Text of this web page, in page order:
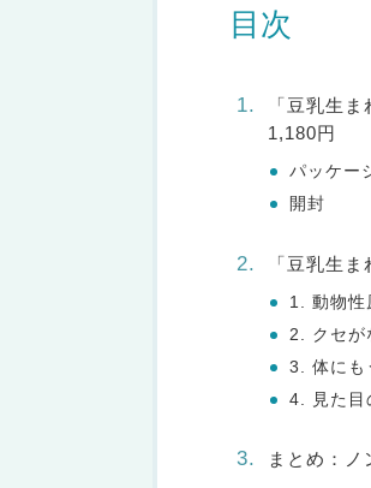
目次
「豆乳生
1,180円
パッケー
開封
「豆乳生
1. 動物性
2. クセが
3. 体にも
4. 見た目
まとめ：ノ